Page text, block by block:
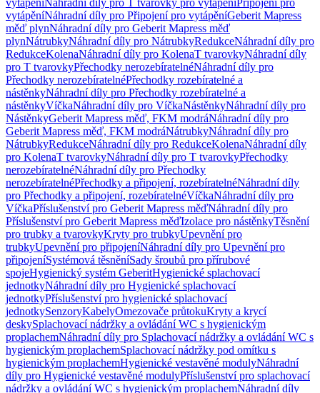
vytápěníNáhradní díly pro T tvarovky pro vytápěníPřipojení pro
vytápěníNáhradní díly pro Připojení pro vytápěníGeberit Mapress
měď plynNáhradní díly pro Geberit Mapress měď
plynNátrubkyNáhradní díly pro NátrubkyRedukceNáhradní díly pro
RedukceKolenaNáhradní díly pro KolenaT tvarovkyNáhradní díly
pro T tvarovkyPřechodky nerozebíratelnéNáhradní díly pro
Přechodky nerozebíratelnéPřechodky rozebíratelné a
nástěnkyNáhradní díly pro Přechodky rozebíratelné a
nástěnkyVíčkaNáhradní díly pro VíčkaNástěnkyNáhradní díly pro
NástěnkyGeberit Mapress měď, FKM modráNáhradní díly pro
Geberit Mapress měď, FKM modráNátrubkyNáhradní díly pro
NátrubkyRedukceNáhradní díly pro RedukceKolenaNáhradní díly
pro KolenaT tvarovkyNáhradní díly pro T tvarovkyPřechodky
nerozebíratelnéNáhradní díly pro Přechodky
nerozebíratelnéPřechodky a připojení, rozebíratelnéNáhradní díly
pro Přechodky a připojení, rozebíratelnéVíčkaNáhradní díly pro
VíčkaPříslušenství pro Geberit Mapress měďNáhradní díly pro
Příslušenství pro Geberit Mapress měďIzolace pro nástěnkyTěsnění
pro trubky a tvarovkyKryty pro trubkyUpevnění pro
trubkyUpevnění pro připojeníNáhradní díly pro Upevnění pro
připojeníSystémová těsněníSady šroubů pro přírubové
spojeHygienický systém GeberitHygienické splachovací
jednotkyNáhradní díly pro Hygienické splachovací
jednotkyPříslušenství pro hygienické splachovací
jednotkySenzoryKabelyOmezovače průtokuKryty a krycí
deskySplachovací nádržky a ovládání WC s hygienickým
proplachemNáhradní díly pro Splachovací nádržky a ovládání WC s
hygienickým proplachemSplachovací nádržky pod omítku s
hygienickým proplachemHygienické vestavěné modulyNáhradní
díly pro Hygienické vestavěné modulyPříslušenství pro splachovací
nádržky a ovládání WC s hygienickým proplachemNáhradní díly